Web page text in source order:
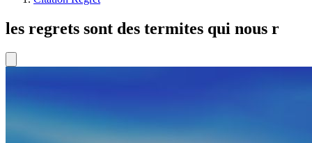
les regrets sont des termites qui nous r